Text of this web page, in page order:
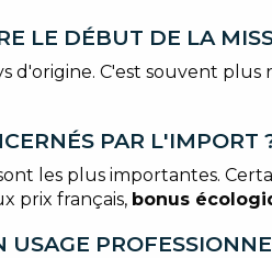
LE DÉBUT DE LA
d'origine. C'est souvent
PAR L'IMPORT
les plus importantes.
prix français, bonus